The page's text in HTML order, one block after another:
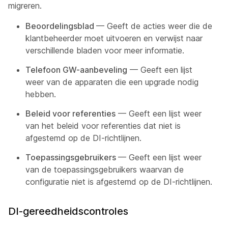
migreren.
Beoordelingsblad — Geeft de acties weer die de
klantbeheerder moet uitvoeren en verwijst naar
verschillende bladen voor meer informatie.
Telefoon GW-aanbeveling — Geeft een lijst
weer van de apparaten die een upgrade nodig
hebben.
Beleid voor referenties — Geeft een lijst weer
van het beleid voor referenties dat niet is
afgestemd op de DI-richtlijnen.
Toepassingsgebruikers — Geeft een lijst weer
van de toepassingsgebruikers waarvan de
configuratie niet is afgestemd op de DI-richtlijnen.
DI-gereedheidscontroles